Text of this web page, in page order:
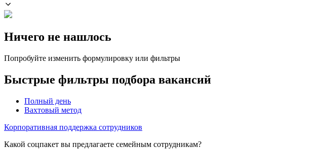
Ничего не нашлось
Попробуйте изменить формулировку или фильтры
Быстрые фильтры подбора вакансий
Полный день
Вахтовый метод
Корпоративная поддержка сотрудников
Какой соцпакет вы предлагаете семейным сотрудникам?